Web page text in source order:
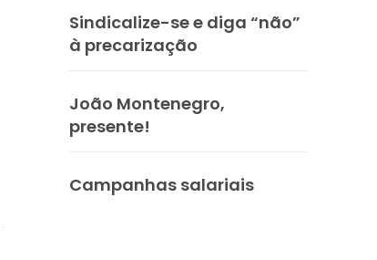
Sindicalize-se e diga “não”
à precarização
João Montenegro,
presente!
Campanhas salariais